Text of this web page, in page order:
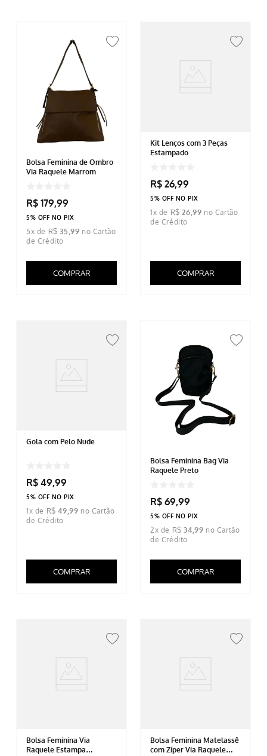
Bolsa Feminina de Ombro
Via Raquele Marrom
R$ 179,99
5% OFF NO PIX
5x de R$ 35 ,99
COMPRAR
Kit Lenços com 3 Peças
Estampado
R$ 26,99
5% OFF NO PIX
1x de R$ 26,99
COMPRAR
Gola com Pelo Nude
R$ 49,99
5% OFF NO PIX
1x de R$ 49,99
COMPRAR
Bolsa Feminina Bag Via
Raquele Preto
R$ 69,99
5% OFF NO PIX
2x de R$ 34,99
COMPRAR
Bolsa Feminina Via
Raquele Estampa
Bolsa Feminina Matelassê
com Zíper Via Raquele